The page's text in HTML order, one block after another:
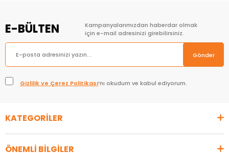
E-BÜLTEN
Kampanyalarımızdan haberdar olmak
için e-mail adresinizi girebilirsiniz.
Gönder
Gizlilik ve Çerez Politikası’nı okudum ve kabul ediyorum.
KATEGORİLER
ÖNEMLİ BİLGİLER